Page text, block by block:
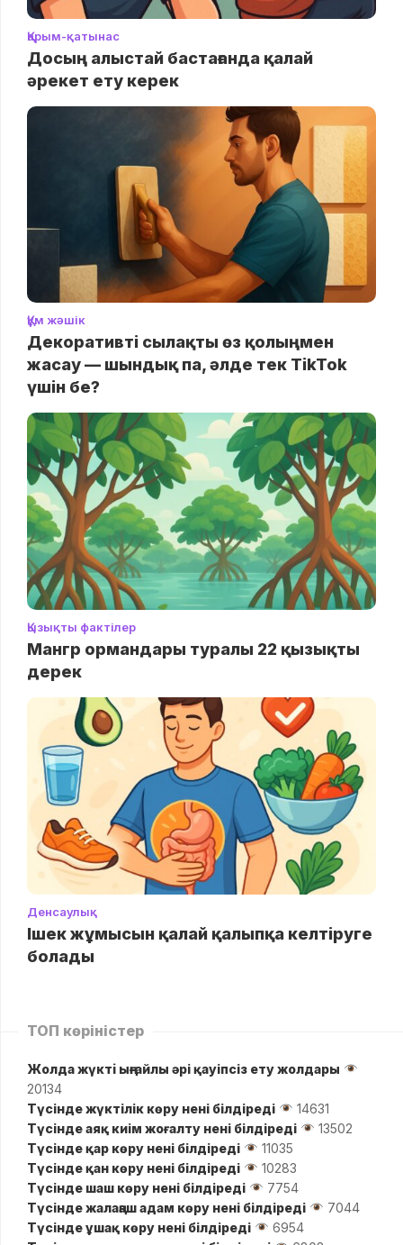
Қарым-қатынас
Досың алыстай бастағанда қалай
әрекет ету керек
Құм жәшік
Декоративті сылақты өз қолыңмен
жасау — шындық па, әлде тек TikTok
үшін бе?
Қызықты фактілер
Мангр ормандары туралы 22 қызықты
дерек
Денсаулық
Ішек жұмысын қалай қалыпқа келтіруге
болады
ТОП көріністер
Жолда жүктi ыңғайлы әрі қауіпсіз ету жолдары
20134
Түсінде жүктілік көру нені білдіреді
14631
Түсінде аяқ киім жоғалту нені білдіреді
13502
Түсінде қар көру нені білдіреді
11035
Түсінде қан көру нені білдіреді
10283
Түсінде шаш көру нені білдіреді
7754
Түсінде жалаңаш адам көру нені білдіреді
7044
Түсінде ұшақ көру нені білдіреді
6954